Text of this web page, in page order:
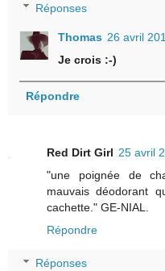
Réponses
Thomas 26 avril
Je crois :-)
Répondre
Red Dirt Girl 25 avril
"une poignée de
mauvais déodorant
cachette." GE-NIAL.
Répondre
Réponses